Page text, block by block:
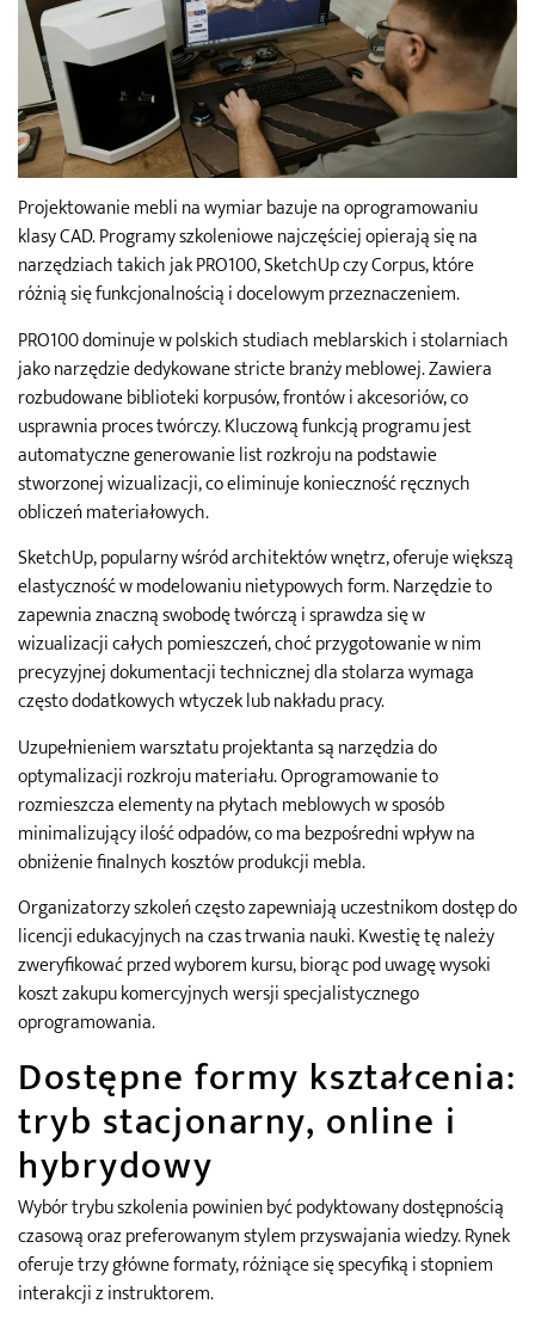
Projektowanie mebli na wymiar bazuje na oprogramowaniu
klasy CAD. Programy szkoleniowe najczęściej opierają się na
narzędziach takich jak PRO100, SketchUp czy Corpus, które
różnią się funkcjonalnością i docelowym przeznaczeniem.
PRO100 dominuje w polskich studiach meblarskich i stolarniach
jako narzędzie dedykowane stricte branży meblowej. Zawiera
rozbudowane biblioteki korpusów, frontów i akcesoriów, co
usprawnia proces twórczy. Kluczową funkcją programu jest
automatyczne generowanie list rozkroju na podstawie
stworzonej wizualizacji, co eliminuje konieczność ręcznych
obliczeń materiałowych.
SketchUp, popularny wśród architektów wnętrz, oferuje większą
elastyczność w modelowaniu nietypowych form. Narzędzie to
zapewnia znaczną swobodę twórczą i sprawdza się w
wizualizacji całych pomieszczeń, choć przygotowanie w nim
precyzyjnej dokumentacji technicznej dla stolarza wymaga
często dodatkowych wtyczek lub nakładu pracy.
Uzupełnieniem warsztatu projektanta są narzędzia do
optymalizacji rozkroju materiału. Oprogramowanie to
rozmieszcza elementy na płytach meblowych w sposób
minimalizujący ilość odpadów, co ma bezpośredni wpływ na
obniżenie finalnych kosztów produkcji mebla.
Organizatorzy szkoleń często zapewniają uczestnikom dostęp do
licencji edukacyjnych na czas trwania nauki. Kwestię tę należy
zweryfikować przed wyborem kursu, biorąc pod uwagę wysoki
koszt zakupu komercyjnych wersji specjalistycznego
oprogramowania.
Dostępne formy kształcenia:
tryb stacjonarny, online i
hybrydowy
Wybór trybu szkolenia powinien być podyktowany dostępnością
czasową oraz preferowanym stylem przyswajania wiedzy. Rynek
oferuje trzy główne formaty, różniące się specyfiką i stopniem
interakcji z instruktorem.